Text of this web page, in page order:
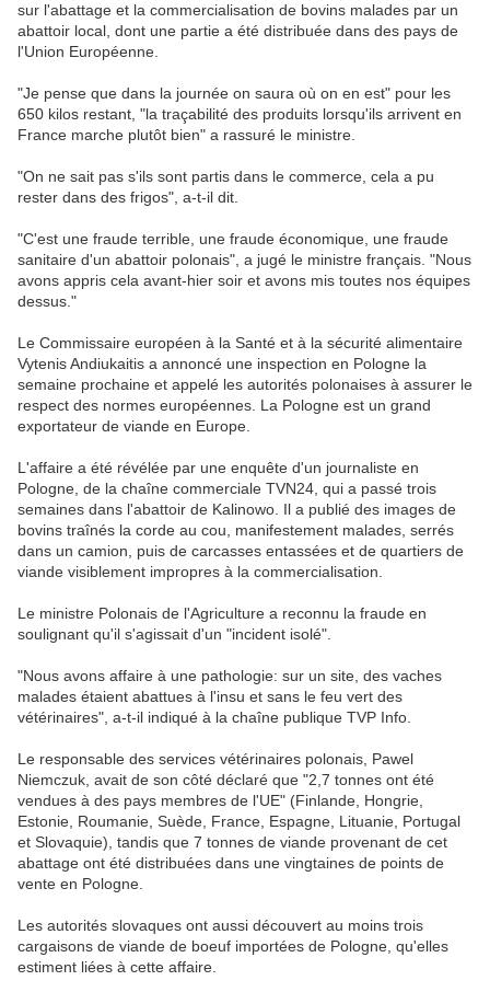
sur l'abattage et la commercialisation de bovins malades par un
abattoir local, dont une partie a été distribuée dans des pays de
l'Union Européenne.
"Je pense que dans la journée on saura où on en est" pour les
650 kilos restant, "la traçabilité des produits lorsqu'ils arrivent en
France marche plutôt bien" a rassuré le ministre.
"On ne sait pas s'ils sont partis dans le commerce, cela a pu
rester dans des frigos", a-t-il dit.
"C'est une fraude terrible, une fraude économique, une fraude
sanitaire d'un abattoir polonais", a jugé le ministre français. "Nous
avons appris cela avant-hier soir et avons mis toutes nos équipes
dessus."
Le Commissaire européen à la Santé et à la sécurité alimentaire
Vytenis Andiukaitis a annoncé une inspection en Pologne la
semaine prochaine et appelé les autorités polonaises à assurer le
respect des normes européennes. La Pologne est un grand
exportateur de viande en Europe.
L'affaire a été révélée par une enquête d'un journaliste en
Pologne, de la chaîne commerciale TVN24, qui a passé trois
semaines dans l'abattoir de Kalinowo. Il a publié des images de
bovins traînés la corde au cou, manifestement malades, serrés
dans un camion, puis de carcasses entassées et de quartiers de
viande visiblement impropres à la commercialisation.
Le ministre Polonais de l'Agriculture a reconnu la fraude en
soulignant qu'il s'agissait d'un "incident isolé".
"Nous avons affaire à une pathologie: sur un site, des vaches
malades étaient abattues à l'insu et sans le feu vert des
vétérinaires", a-t-il indiqué à la chaîne publique TVP Info.
Le responsable des services vétérinaires polonais, Pawel
Niemczuk, avait de son côté déclaré que "2,7 tonnes ont été
vendues à des pays membres de l'UE" (Finlande, Hongrie,
Estonie, Roumanie, Suède, France, Espagne, Lituanie, Portugal
et Slovaquie), tandis que 7 tonnes de viande provenant de cet
abattage ont été distribuées dans une vingtaines de points de
vente en Pologne.
Les autorités slovaques ont aussi découvert au moins trois
cargaisons de viande de boeuf importées de Pologne, qu'elles
estiment liées à cette affaire.